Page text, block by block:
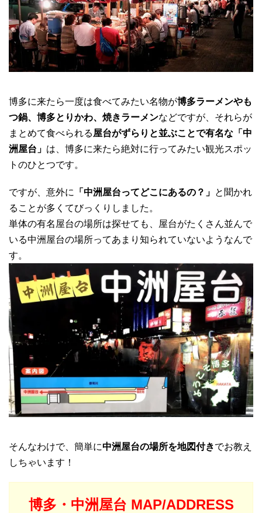
博多に来たら一度は食べてみたい名物が博多ラーメンやも
つ鍋、博多とりかわ、焼きラーメンなどですが、それらが
まとめて食べられる屋台がずらりと並ぶことで有名な「中
洲屋台」 は、博多に来たら絶対に行ってみたい観光スポッ
トのひとつです。
ですが、意外に 「中洲屋台ってどこにあるの？」 と聞かれ
ることが多くてびっくりしました。
単体の有名屋台の場所は探せても、屋台がたくさん並んで
いる中洲屋台の場所ってあまり知られていないようなんで
す。
そんなわけで、簡単に中洲屋台の場所を地図付きでお教え
しちゃいます！
博多・中洲屋台 MAP/ADDRESS